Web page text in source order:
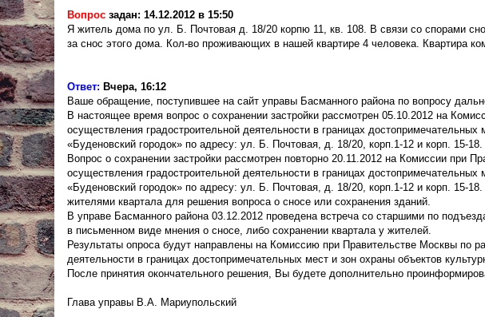
Вопрос задан: 14.12.2012 в 15:50
Я житель дома по ул. Б. Почтовая д. 18/20 корпю 11, кв. 108. В связи со спорами
за снос этого дома. Кол-во проживающих в нашей квартире 4 человека. Квартира
Ответ: Вчера, 16:12
Ваше обращение, поступившее на сайт управы Басманного района по вопросу
В настоящее время вопрос о сохранении застройки рассмотрен 05.10.2012 на
осуществления градостроительной деятельности в границах
«Буденовский городок» по адресу: ул. Б. Почтовая, д. 18/20, корп.1-12 и корп. 15-
Вопрос о сохранении застройки рассмотрен повторно 20.11.2012 на Комиссии при
осуществления градостроительной деятельности в границах
«Буденовский городок» по адресу: ул. Б. Почтовая, д. 18/20, корп.1-12 и корп. 15-
жителями квартала для решения вопроса о сносе или сохранения зданий.
В управе Басманного района 03.12.2012 проведена встреча со старшими по
в письменном виде мнения о сносе, либо сохранении квартала у жителей.
Результаты опроса будут направлены на Комиссию при Правительстве Москвы по
деятельности в границах достопримечательных мест и зон охраны объектов
После принятия окончательного решения, Вы будете дополнительно
Глава управы В.А. Мариупольский